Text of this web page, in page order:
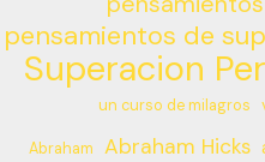
pensamientos de
Superacion
un curso de milagros
Abraham Abraham Hicks